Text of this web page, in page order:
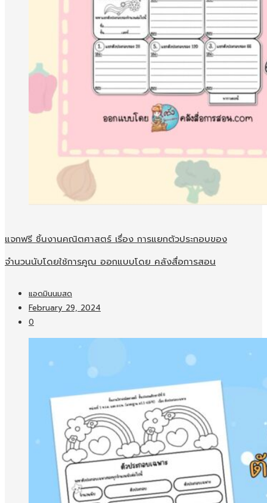
แจกฟรี ชิ้นงานคณิตศาสตร์ เรื่อง การแยกตัวประกอบของ
จำนวนนับโดยใช้การคูณ ออกแบบโดย คลังสื่อการสอน
แอดมินนมสด
February 29, 2024
0